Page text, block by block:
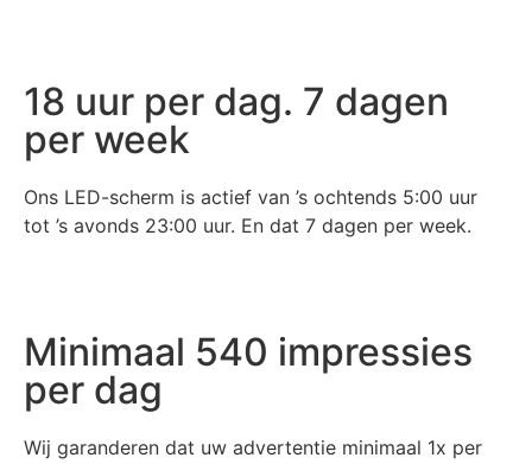
18 uur per dag. 7 dagen
per week
Ons LED-scherm is actief van ’s ochtends 5:00 uur
tot ’s avonds 23:00 uur. En dat 7 dagen per week.
Minimaal 540 impressies
per dag
Wij garanderen dat uw advertentie minimaal 1x per